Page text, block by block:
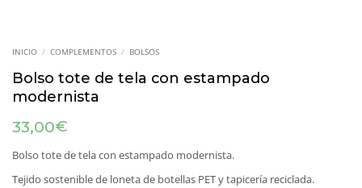
INICIO / COMPLEMENTOS / BOLSOS
Bolso tote de tela con estampado
modernista
33,00€
Bolso tote de tela con estampado modernista.
Tejido sostenible de loneta de botellas PET y tapicería reciclada.